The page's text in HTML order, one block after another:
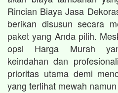
Rincian Biaya Jasa
berikan disusun secara
paket yang Anda pilih.
opsi Harga Murah
keindahan dan
prioritas utama demi
yang terlihat mewah